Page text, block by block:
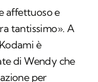
affettuoso e
tantissimo». A
è
di Wendy che
per